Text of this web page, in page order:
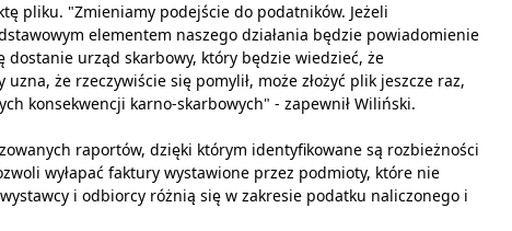
pliku. "Zmieniamy podejście do podatników. Jeżeli
elementem naszego działania będzie powiadomienie
urząd skarbowy, który będzie wiedzieć, że
że rzeczywiście się pomylił, może złożyć plik jeszcze raz,
konsekwencji karno-skarbowych" - zapewnił Wiliński.
raportów, dzięki którym identyfikowane są rozbieżności
wyłapać faktury wystawione przez podmioty, które nie
i odbiorcy różnią się w zakresie podatku naliczonego i